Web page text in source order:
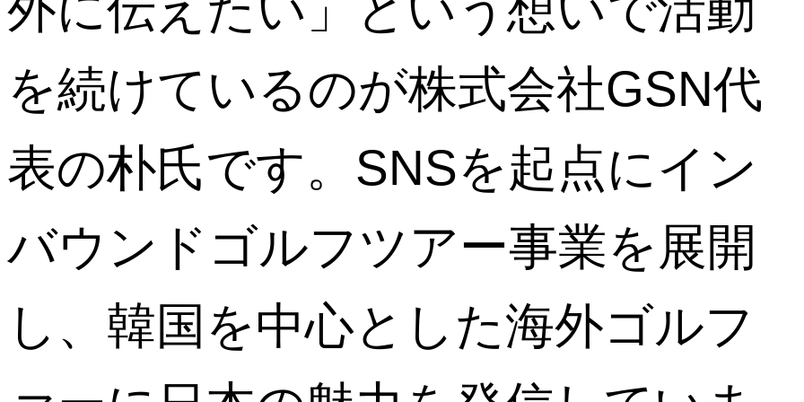
を続けているのが株式会社GSN代
表の朴氏です。SNSを起点にイン
バウンドゴルフツアー事業を展開
し、韓国を中心とした海外ゴルフ